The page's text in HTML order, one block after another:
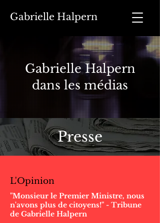
Gabrielle Halpern
Gabrielle Halpern
dans les médias
Presse
L'Opinion
"Monsieur le Premier Ministre, nous
n'avons plus de citoyens!" - Tribune
de Gabrielle Halpern